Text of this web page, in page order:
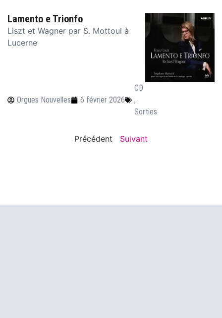
Lamento e Trionfo
Liszt et Wagner par S. Mottoul à
Lucerne
Orgues Nouvelles 6 février 2026
CD
,
Sorties
Précédent Suivant